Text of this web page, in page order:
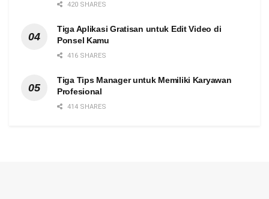
420 SHARES
Tiga Aplikasi Gratisan untuk Edit Video di
Ponsel Kamu
416 SHARES
Tiga Tips Manager untuk Memiliki Karyawan
Profesional
414 SHARES